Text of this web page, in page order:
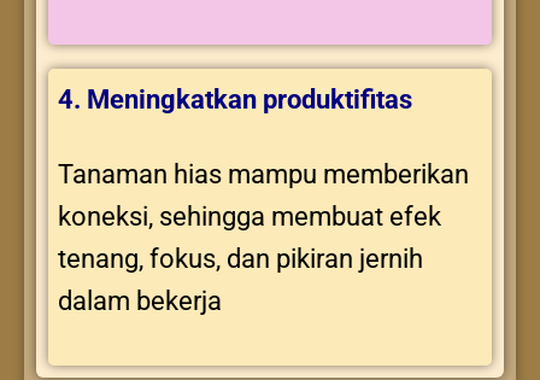
4. Meningkatkan produktifitas
Tanaman hias mampu memberikan
koneksi, sehingga membuat efek
tenang, fokus, dan pikiran jernih
dalam bekerja